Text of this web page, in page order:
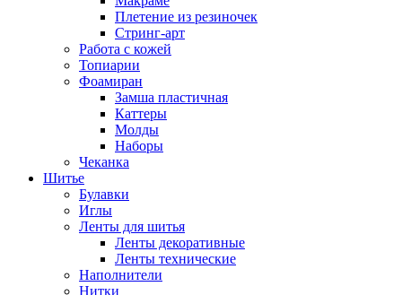
Плетение из резиночек
Стринг-арт
Работа с кожей
Топиарии
Фоамиран
Замша пластичная
Каттеры
Молды
Наборы
Чеканка
Шитье
Булавки
Иглы
Ленты для шитья
Ленты декоративные
Ленты технические
Наполнители
Нитки